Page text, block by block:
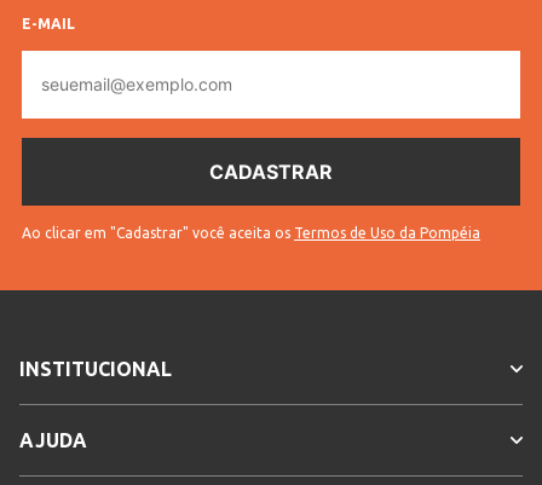
E-MAIL
mail
Ao clicar em "Cadastrar" você aceita os Termos de Uso da Pompéia
INSTITUCIONAL
AJUDA